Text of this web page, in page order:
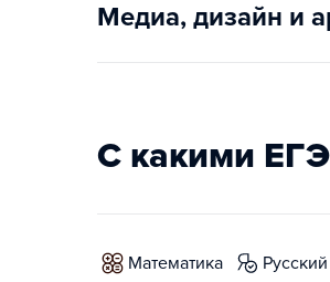
Медиа, дизайн и
С какими
математика